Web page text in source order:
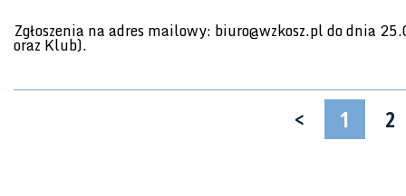
Zgłoszenia na adres mailowy: biuro@wzkosz.pl do dnia
oraz Klub).
< 1 2